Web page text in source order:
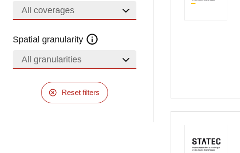
All coverages
Spatial granularity
All granularities
Reset filters